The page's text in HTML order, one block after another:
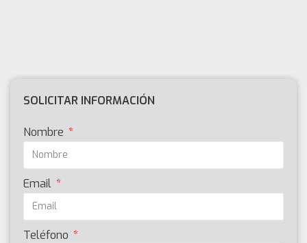
SOLICITAR INFORMACIÓN
Nombre
Email
Teléfono